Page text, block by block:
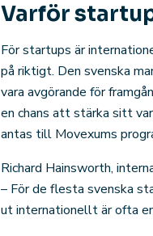
Varför
För startups är
på riktigt. Den svenska
vara avgörande för
en chans att stärka sitt
antas till Movexums
Richard Hainsworth,
– För de flesta svenska
ut internationellt är ofta